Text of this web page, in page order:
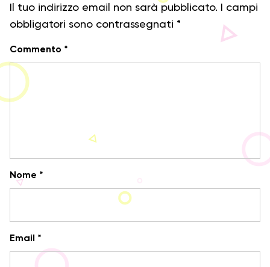
Il tuo indirizzo email non sarà pubblicato.
I campi
obbligatori sono contrassegnati *
Commento *
Nome *
Email *